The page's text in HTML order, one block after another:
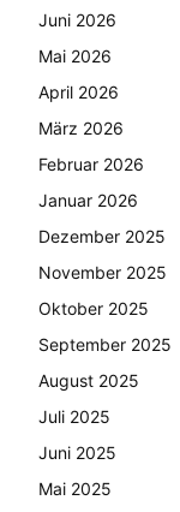
Juni 2026
Mai 2026
April 2026
März 2026
Februar 2026
Januar 2026
Dezember 2025
November 2025
Oktober 2025
September 2025
August 2025
Juli 2025
Juni 2025
Mai 2025